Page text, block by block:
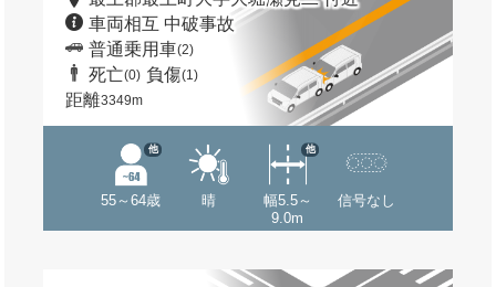
車両相互 中破事故
普通乗用車(2)
死亡(0) 負傷(1)
距離3349m
55～64歳
他
晴
幅5.5～
9.0m
他
信号なし